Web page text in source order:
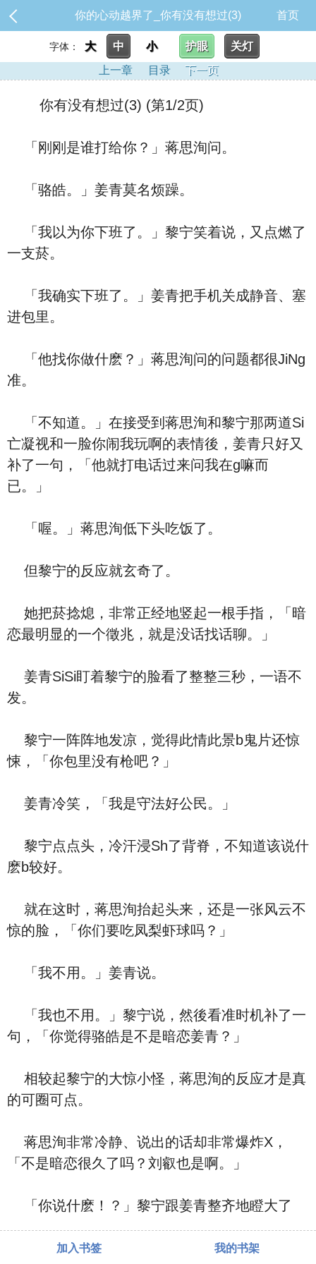
你的心动越界了_你有没有想过(3) 首页
字体： 大 中 小 护眼
关灯
上一章
目录 下一页
你有没有想过(3) (第1/2页)
「刚刚是谁打给你？」蒋思洵问。
「骆皓。」姜青莫名烦躁。
「我以为你下班了。」黎宁笑着说，又点燃了
一支菸。
「我确实下班了。」姜青把手机关成静音、塞
进包里。
「他找你做什麽？」蒋思洵问的问题都很JiNg
准。
「不知道。」在接受到蒋思洵和黎宁那两道Si
亡凝视和一脸你闹我玩啊的表情後，姜青只好又
补了一句，「他就打电话过来问我在g嘛而
已。」
「喔。」蒋思洵低下头吃饭了。
但黎宁的反应就玄奇了。
她把菸捻熄，非常正经地竖起一根手指，「暗
恋最明显的一个徵兆，就是没话找话聊。」
姜青SiSi盯着黎宁的脸看了整整三秒，一语不
发。
黎宁一阵阵地发凉，觉得此情此景b鬼片还惊
悚，「你包里没有枪吧？」
姜青冷笑，「我是守法好公民。」
黎宁点点头，冷汗浸Sh了背脊，不知道该说什
麽b较好。
就在这时，蒋思洵抬起头来，还是一张风云不
惊的脸，「你们要吃凤梨虾球吗？」
「我不用。」姜青说。
「我也不用。」黎宁说，然後看准时机补了一
句，「你觉得骆皓是不是暗恋姜青？」
相较起黎宁的大惊小怪，蒋思洵的反应才是真
的可圈可点。
蒋思洵非常冷静、说出的话却非常爆炸X，
「不是暗恋很久了吗？刘叡也是啊。」
「你说什麽！？」黎宁跟姜青整齐地瞪大了
加入书签 我的书架